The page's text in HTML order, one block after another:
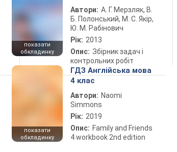
показати
обкладинку
Автори: А. Г. Мерзляк, В.
Б. Полонський, М. С. Якір,
Ю. М. Рабінович
Рік: 2013
Опис: Збірник задач і
контрольних робіт
показати
обкладинку
ГДЗ Англійська мова
4 клас
Автори: Naomi
Simmons
Рік: 2019
Опис: Family and Friends
4 workbook 2nd edition